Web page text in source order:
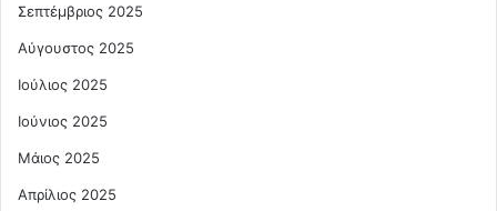
Σεπτέμβριος 2025
Αύγουστος 2025
Ιούλιος 2025
Ιούνιος 2025
Μάιος 2025
Απρίλιος 2025